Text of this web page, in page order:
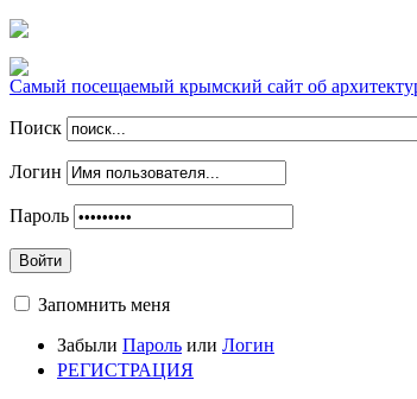
Самый посещаемый крымский сайт об
Поиск
Логин
Пароль
Войти
Запомнить меня
Забыли Пароль или Логин
РЕГИСТРАЦИЯ